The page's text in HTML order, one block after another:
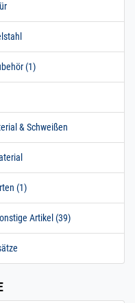
(1)
& Schweißen
(1)
Artikel (39)